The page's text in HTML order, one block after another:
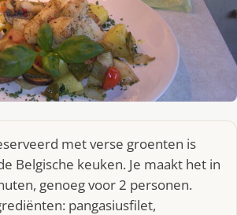
met verse groenten is
Belgische keuken. Je maakt het in
genoeg voor 2 personen.
pangasiusfilet,